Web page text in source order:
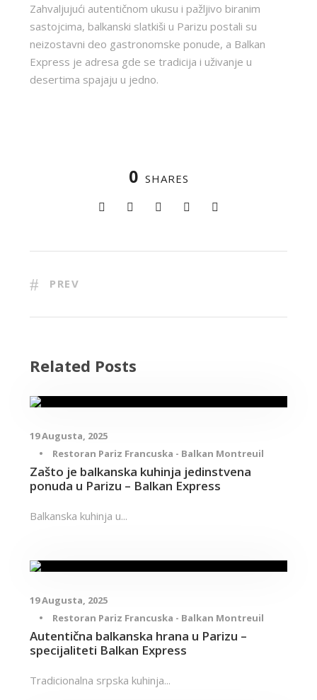
Zahvaljujući autentičnom ukusu i pažljivo biranim
sastojcima, balkanski slatkiši u Parizu postali su
neizostavni deo gastronomske ponude, a Balkan
Express je adresa gde se tradicija i uživanje u
desertima spajaju u jedno.
0 SHARES
PREV
Related Posts
19 Augusta, 2025
•
Restoran Pariz Francuska - Balkan Montreuil
Zašto je balkanska kuhinja jedinstvena
ponuda u Parizu – Balkan Express
Balkanska kuhinja u...
19 Augusta, 2025
•
Restoran Pariz Francuska - Balkan Montreuil
Autentična balkanska hrana u Parizu –
specijaliteti Balkan Express
Tradicionalna srpska kuhinja...